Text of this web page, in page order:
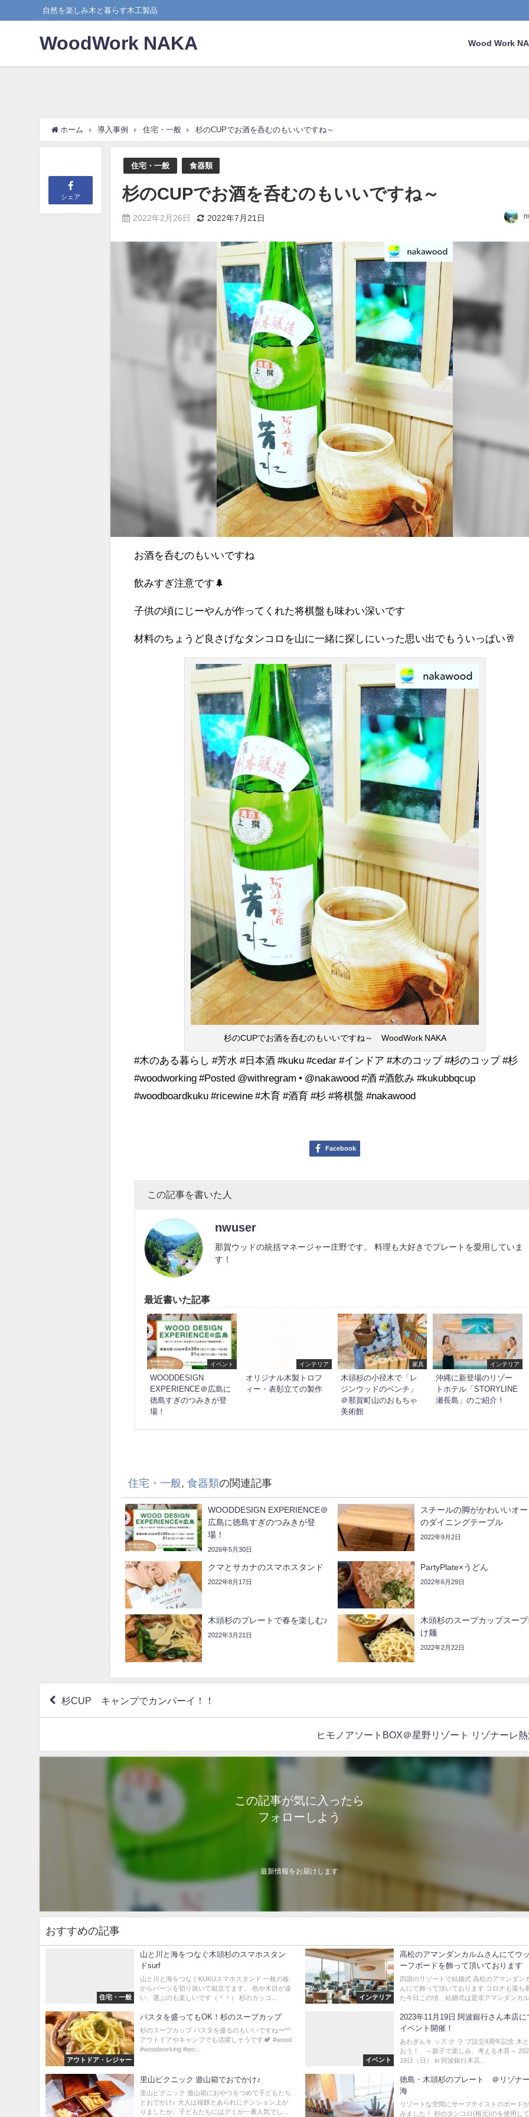
自然を楽しみ木と暮らす木工製品
WoodWork NAKA Wood Work
ホーム 導入事例 住宅・一般 杉のCUPでお酒を呑むのもいいですね～
シェア
住宅・一般 食器類
杉のCUPでお酒を呑むのもいいですね～
2022年2月26日 2022年7月21日
お酒を呑むのもいいですね
飲みすぎ注意です🌲
子供の頃にじーやんが作ってくれた将棋盤も味わい深いです
材料のちょうど良さげなタンコロを山に一緒に探しにいった思い出でもういっぱい🥂
杉のCUPでお酒を呑むのもいいですね～ WoodWork NAKA
#木のある暮らし #芳水 #日本酒 #kuku #cedar #インドア #木のコップ #杉のコップ #杉
#woodworking #Posted @withregram • @nakawood #酒 #酒飲み #kukubbqcup
#woodboardkuku #ricewine #木育 #酒育 #杉 #将棋盤 #nakawood
Facebook
この記事を書いた人
nwuser
那賀ウッドの統括マネージャー庄野です。 料理も大好きでプレートを愛用していま
す！
最近書いた記事
イベント
WOODDESIGN
EXPERIENCE＠広島に
徳島すぎのつみきが登
場！
インテリア
オリジナル木製トロフ
ィー・表彰立ての製作
家具
木頭杉の小径木で「レ
ジンウッドのベンチ」
＠那賀町山のおもちゃ
美術館
インテリア
沖縄に新登場のリゾー
トホテル「STORYLINE
瀬長島」のご紹介！
住宅・一般,食器類の関連記事
WOODDESIGN EXPERIENCE＠
広島に徳島すぎのつみきが登
場！
2026年5月30日
スチールの脚がかわいいオ
のダイニングテーブル
2022年9月2日
クマとサカナのスマホスタンド
2022年8月17日
PartyPlate×うどん
2022年6月29日
木頭杉のプレートで春を楽しむ♪
2022年3月21日
木頭杉のスープカップスー
け麺
2022年2月22日
杉CUP キャンプでカンパーイ！！
ヒモノアソートBOX＠星野リゾート リゾナーレ
この記事が気に入ったら
フォローしよう
最新情報をお届けします
おすすめの記事
住宅・一般
山と川と海をつなぐ木頭杉のスマホスタン
ドsurf
山と川と海をつなぐKUKUスマホスタンド 一枚の板
からパーツを切り抜いて組立てます。 色や木目が違
い、選ぶのも楽しいです（＾＾） 杉のカッコ...
インテリア
高松のアマンダンカルムさんにてウ
ーフボードを飾って頂いております
四国のリゾートで結婚式 高松のアマンダン
んにて飾って頂いております コロナも落ち
た今日この頃、結婚式は是非アマンダンカ
アウトドア・レジャー
パスタを盛ってもOK！杉のスープカップ
杉のスープカップ パスタを盛るのもいいですね〜^^
アウトドアやキャンプでも活躍しそうです🏕 #wood
#woodworking #wo...
イベント
2023年11月19日 阿波銀行さん本店に
イベント開催！
あわぎんキ ッズ ク ラ ブ設立4周年記念 木
おう！ ～親子で楽しみ、考える木育～
19日（日） in 阿波銀行本店...
里山ピクニック 遊山箱でおでかけ♪
里山ピクニック 遊山箱におやつをつめて子どもたち
とおでかけ♪ 大人は桜餅とあられにテンション上が
りましたが、子どもたちにはグミが一番人気でし...
徳島・木頭杉のプレート ＠リゾナ
海
リゾートな空間にサーフテイストのボード
みました！ 杉のタンコロ(根元)のを使用し